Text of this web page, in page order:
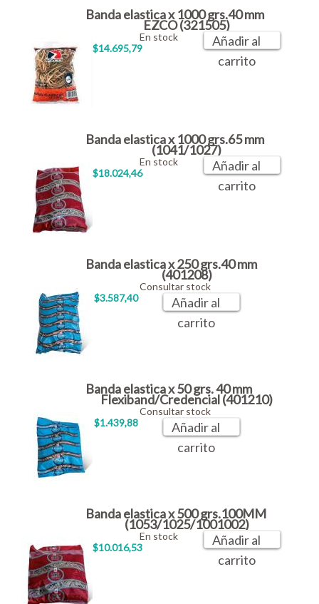
Banda elastica x 1000 grs.40 mm
EZCO (321505)
$14.695,79
En stock
Añadir al
carrito
Banda elastica x 1000 grs.65 mm
(1041/1027)
$18.024,46
En stock
Añadir al
carrito
Banda elastica x 250 grs.40 mm
(401208)
$3.587,40
Consultar stock
Añadir al
carrito
Banda elastica x 50 grs. 40 mm
Flexiband/Credencial (401210)
$1.439,88
Consultar stock
Añadir al
carrito
Banda elastica x 500 grs.100MM
(1053/1025/1001002)
$10.016,53
En stock
Añadir al
carrito